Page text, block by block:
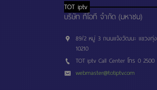
TOT iptv
บริษัท ทีโอที จำกัด (มหาชน)
89/2 หมู่ 3 ถนนแจ้งวัฒนะ แขวงทุ่
10210
TOT iptv Call Center โทร 0 2500
webmaster@totiptv.com